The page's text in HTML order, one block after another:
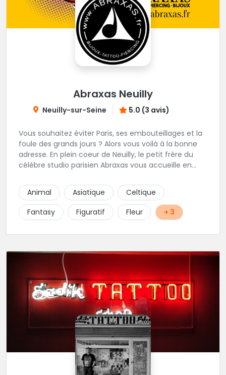
Abraxas Neuilly
Neuilly-sur-Seine 5.0 (3 avis)
Vous souhaitez éviter Paris, ses embouteillages et la
foule des grands jours ? Alors vous voilà à la bonne
adresse. En plein coeur de Neuilly, le petit frère du
célèbre studio parisien Abraxas vous accueille en
triés sur le volet pour vous offrir un large choix de
styles avec une qualité et une créativité
irréprochables.
Animal Asiatique
Celtique
Fantasy
Figuratif Fleur + 3